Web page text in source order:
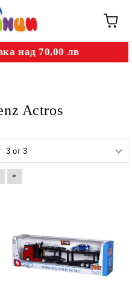
над 70,00 лв
Actros
»